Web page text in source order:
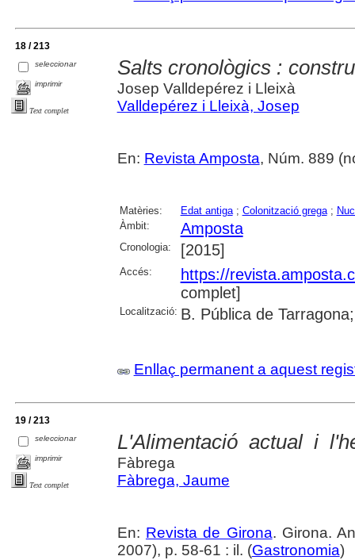
18 / 213
seleccionar
imprimir
Text complet
Salts cronològics :
Josep Valldepérez i Lleixà
Valldepérez i Lleixà, Josep
En: Revista Amposta, Núm. 889
Matèries: Edat antiga; Colonització grega;
Àmbit:
Amposta
Cronologia: [2015]
Accés:
https://
complet]
Localització: B. Pública de
Enllaç permanent a aquest
19 / 213
seleccionar
imprimir
Text complet
L'Alimentació actual i
Fàbrega
Fàbrega, Jaume
En: Revista de Girona. Girona.
2007), p. 58-61 : il. (Gastronomia)